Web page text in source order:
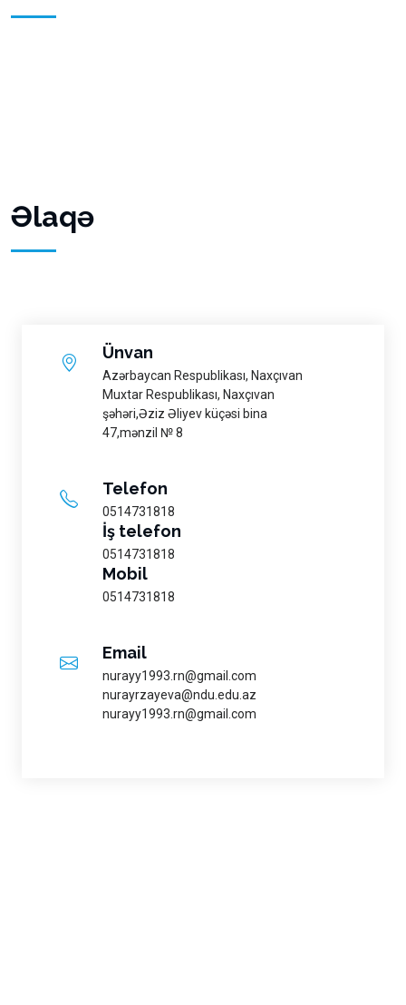
Əlaqə
Ünvan
Azərbaycan Respublikası, Naxçıvan
Muxtar Respublikası, Naxçıvan
şəhəri,Əziz Əliyev küçəsi bina
47,mənzil № 8
Telefon
0514731818
İş telefon
0514731818
Mobil
0514731818
Email
nurayy1993.rn@gmail.com
nurayrzayeva@ndu.edu.az
nurayy1993.rn@gmail.com